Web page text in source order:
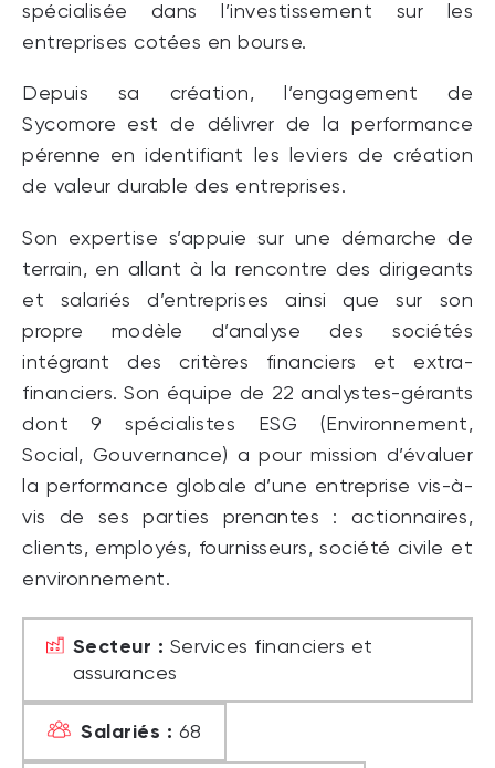
spécialisée dans l’investissement sur les
entreprises cotées en bourse.
Depuis sa création, l’engagement de
Sycomore est de délivrer de la performance
pérenne en identifiant les leviers de création
de valeur durable des entreprises.
Son expertise s’appuie sur une démarche de
terrain, en allant à la rencontre des dirigeants
et salariés d’entreprises ainsi que sur son
propre modèle d’analyse des sociétés
intégrant des critères financiers et extra-
financiers. Son équipe de 22 analystes-gérants
dont 9 spécialistes ESG (Environnement,
Social, Gouvernance) a pour mission d’évaluer
la performance globale d’une entreprise vis-à-
vis de ses parties prenantes : actionnaires,
clients, employés, fournisseurs, société civile et
environnement.
Secteur : Services financiers et
assurances
Salariés : 68